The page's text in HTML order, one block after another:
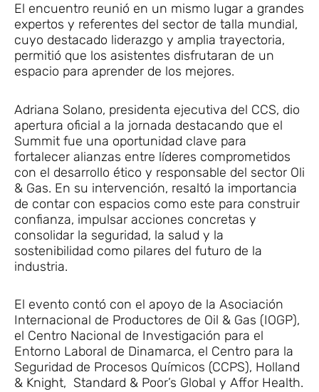
El encuentro reunió en un mismo lugar a grandes
expertos y referentes del sector de talla mundial,
cuyo destacado liderazgo y amplia trayectoria,
permitió que los asistentes disfrutaran de un
espacio para aprender de los mejores.
Adriana Solano, presidenta ejecutiva del CCS, dio
apertura oficial a la jornada destacando que el
Summit fue una oportunidad clave para
fortalecer alianzas entre líderes comprometidos
con el desarrollo ético y responsable del sector Oli
& Gas. En su intervención, resaltó la importancia
de contar con espacios como este para construir
confianza, impulsar acciones concretas y
consolidar la seguridad, la salud y la
sostenibilidad como pilares del futuro de la
industria.
El evento contó con el apoyo de la Asociación
Internacional de Productores de Oil & Gas (IOGP),
el Centro Nacional de Investigación para el
Entorno Laboral de Dinamarca, el Centro para la
Seguridad de Procesos Químicos (CCPS), Holland
& Knight, Standard & Poor’s Global y Affor Health.